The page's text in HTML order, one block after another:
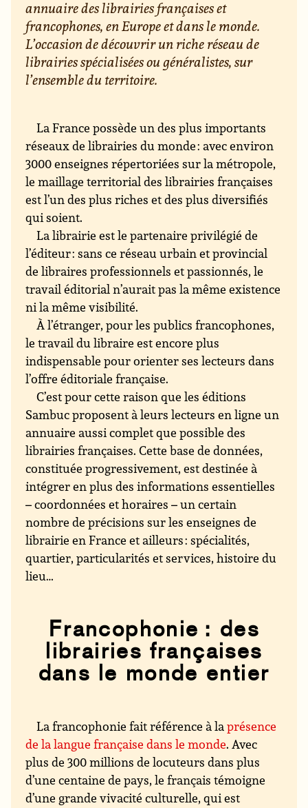
annuaire des librairies françaises et
francophones, en Europe et dans le monde.
L’occasion de découvrir un riche réseau de
librairies spécialisées ou généralistes, sur
l’ensemble du territoire.
La France possède un des plus importants
réseaux de librairies du monde : avec environ
3000 enseignes répertoriées sur la métropole,
le maillage territorial des librairies françaises
est l’un des plus riches et des plus diversifiés
qui soient.
La librairie est le partenaire privilégié de
l’éditeur : sans ce réseau urbain et provincial
de libraires professionnels et passionnés, le
travail éditorial n’aurait pas la même existence
ni la même visibilité.
À l’étranger, pour les publics francophones,
le travail du libraire est encore plus
indispensable pour orienter ses lecteurs dans
l’offre éditoriale française.
C’est pour cette raison que les éditions
Sambuc proposent à leurs lecteurs en ligne un
annuaire aussi complet que possible des
librairies françaises. Cette base de données,
constituée progressivement, est destinée à
intégrer en plus des informations essentielles
– coordonnées et horaires – un certain
nombre de précisions sur les enseignes de
librairie en France et ailleurs : spécialités,
quartier, particularités et services, histoire du
lieu…
Francophonie : des
librairies françaises
dans le monde entier
La francophonie fait référence à laprésence
de la langue française dans le monde. Avec
plus de 300 millions de locuteurs dans plus
d’une centaine de pays, le français témoigne
d’une grande vivacité culturelle, qui est